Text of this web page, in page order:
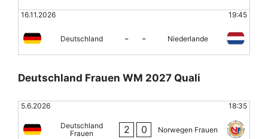
16.11.2026 19:45
Deutschland - - Niederlande
Deutschland Frauen WM 2027 Quali
5.6.2026 18:35
Deutschland
Frauen
2 0 Norwegen Frauen